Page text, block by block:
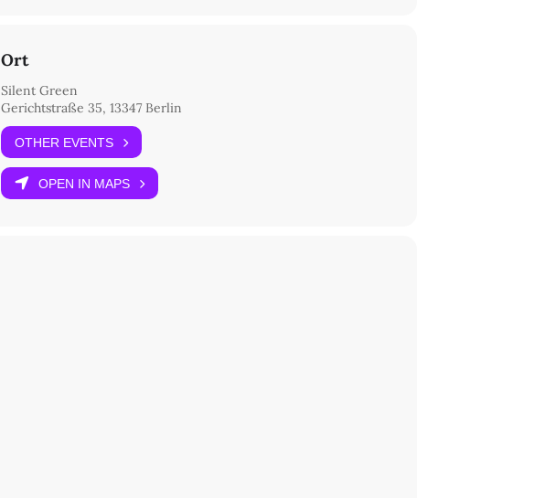
Ort
Silent Green
Gerichtstraße 35, 13347 Berlin
OTHER EVENTS
OPEN IN MAPS